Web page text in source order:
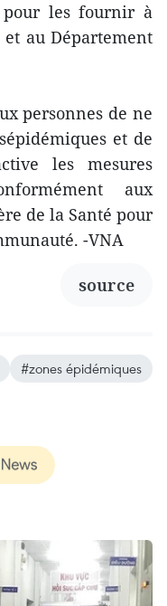
les fournir à
et au Département
personnes de ne
et de
les mesures
aux
de la Santé pour
-VNA
source
#zones épidémiques